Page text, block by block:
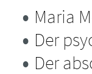
Maria
Der
Der